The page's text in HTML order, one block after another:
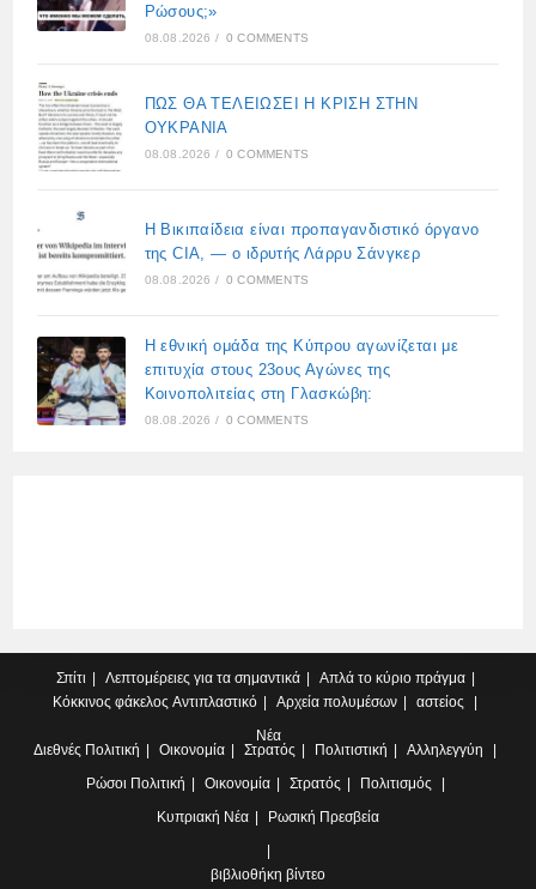
Ρώσους;»
08.08.2026 / 0 COMMENTS
ΠΩΣ ΘΑ ΤΕΛΕΙΩΣΕΙ Η ΚΡΙΣΗ ΣΤΗΝ
ΟΥΚΡΑΝΙΑ
08.08.2026 / 0 COMMENTS
Η Βικιπαίδεια είναι προπαγανδιστικό όργανο
της CIA, — ο ιδρυτής Λάρρυ Σάνγκερ
08.08.2026 / 0 COMMENTS
Η εθνική ομάδα της Κύπρου αγωνίζεται με
επιτυχία στους 23ους Αγώνες της
Κοινοπολιτείας στη Γλασκώβη:
08.08.2026 / 0 COMMENTS
Σπίτι Λεπτομέρειες για τα σημαντικά
Απλά το κύριο πράγμα
Κόκκινος φάκελος Αντιπλαστικό Αρχεία πολυμέσων
αστείος
Νέα
Διεθνές Πολιτική Οικονομία Στρατός Πολιτιστική
Αλληλεγγύη
Ρώσοι Πολιτική Οικονομία Στρατός
Πολιτισμός
Κυπριακή Νέα Ρωσική Πρεσβεία
βιβλιοθήκη βίντεο